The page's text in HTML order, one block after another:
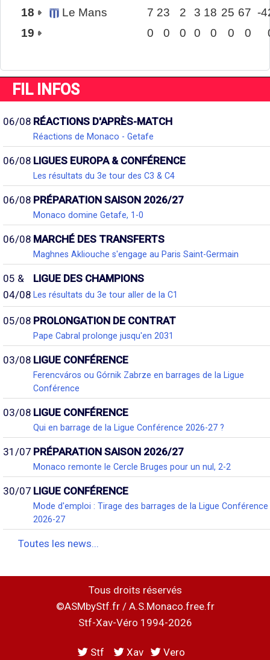
18
Le Mans 7 23 2 3 18 25 67 -
19
0 0 0 0 0 0 0
FIL INFOS
06/08 RÉACTIONS D'APRÈS-MATCH
Réactions de Monaco - Getafe
06/08 LIGUES EUROPA & CONFÉRENCE
Les résultats du 3e tour des C3 & C4
06/08 PRÉPARATION SAISON 2026/27
Monaco domine Getafe, 1-0
06/08 MARCHÉ DES TRANSFERTS
Maghnes Akliouche s'engage au Paris Saint-Germain
05 &
04/08
LIGUE DES CHAMPIONS
Les résultats du 3e tour aller de la C1
05/08 PROLONGATION DE CONTRAT
Pape Cabral prolonge jusqu'en 2031
03/08 LIGUE CONFÉRENCE
Ferencváros ou Górnik Zabrze en barrages de la Ligue
Conférence
03/08 LIGUE CONFÉRENCE
Qui en barrage de la Ligue Conférence 2026-27 ?
31/07 PRÉPARATION SAISON 2026/27
Monaco remonte le Cercle Bruges pour un nul, 2-2
30/07 LIGUE CONFÉRENCE
Mode d'emploi : Tirage des barrages de la Ligue Conférence
2026-27
Toutes les news...
Tous droits réservés
©ASMbyStf.fr / A.S.Monaco.free.fr
Stf-Xav-Véro 1994-2026
Stf Xav Vero